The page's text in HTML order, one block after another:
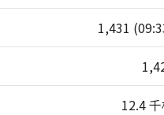
1,431
12.4